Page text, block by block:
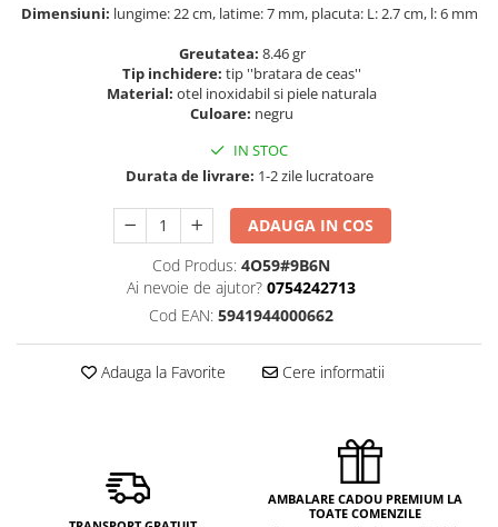
Dimensiuni: lungime: 22 cm, latime: 7 mm, placuta: L: 2.7 cm, l: 6 mm
Greutatea: 8.46 gr
Tip inchidere: tip ''bratara de ceas''
Material: otel inoxidabil si piele naturala
Culoare: negru
IN STOC
Durata de livrare: 1-2 zile lucratoare
ADAUGA IN COS
Cod Produs: 4O59#9B6N
Ai nevoie de ajutor? 0754242713
Cod EAN: 5941944000662
Adauga la Favorite Cere informatii
AMBALARE CADOU PREMIUM LA
TOATE COMENZILE